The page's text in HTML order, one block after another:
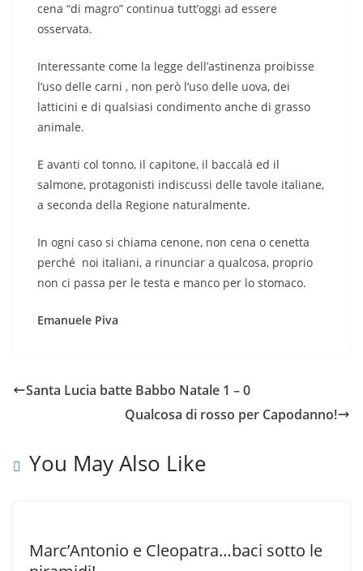
cena “di magro” continua tutt’oggi ad essere
osservata.
Interessante come la legge dell’astinenza proibisse
l’uso delle carni , non però l’uso delle uova, dei
latticini e di qualsiasi condimento anche di grasso
animale.
E avanti col tonno, il capitone, il baccalà ed il
salmone, protagonisti indiscussi delle tavole italiane,
a seconda della Regione naturalmente.
In ogni caso si chiama cenone, non cena o cenetta
perché noi italiani, a rinunciar a qualcosa, proprio
non ci passa per le testa e manco per lo stomaco.
Emanuele Piva
Santa Lucia batte Babbo Natale 1 – 0
Qualcosa di rosso per Capodanno!
You May Also Like
Marc’Antonio e Cleopatra…baci sotto le